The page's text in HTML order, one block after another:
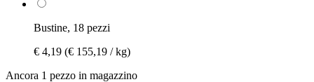
Bustine, 18 pezzi
€ 4,19 (€ 155,19 / kg)
Ancora 1 pezzo in magazzino